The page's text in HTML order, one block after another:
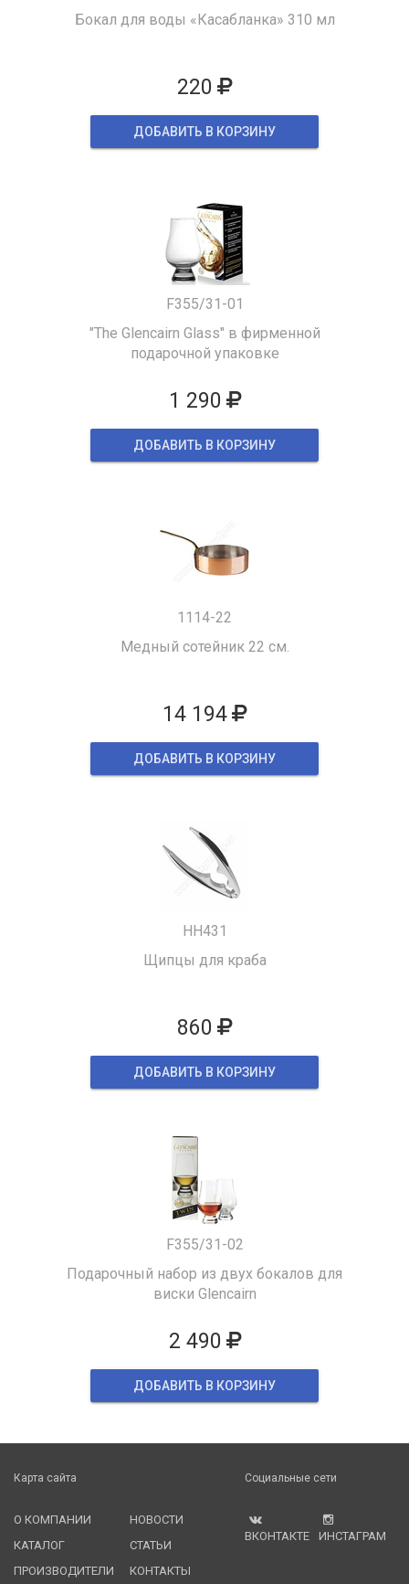
Бокал для воды «Касабланка» 310 мл
220
ДОБАВИТЬ В КОРЗИНУ
F355/31-01
"The Glencairn Glass" в фирменной
подарочной упаковке
1 290
ДОБАВИТЬ В КОРЗИНУ
1114-22
Медный сотейник 22 см.
14 194
ДОБАВИТЬ В КОРЗИНУ
HH431
Щипцы для краба
860
ДОБАВИТЬ В КОРЗИНУ
F355/31-02
Подарочный набор из двух бокалов для
виски Glencairn
2 490
ДОБАВИТЬ В КОРЗИНУ
Карта сайта
О КОМПАНИИ
КАТАЛОГ
ПРОИЗВОДИТЕЛИ
НОВОСТИ
СТАТЬИ
КОНТАКТЫ
Социальные сети
ВКОНТАКТЕ ИНСТАГРАМ